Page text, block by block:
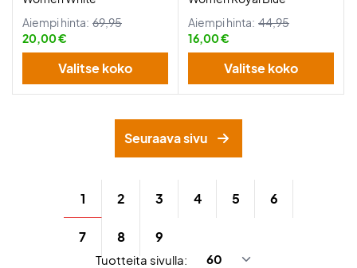
Aiempi hinta: 69,95
20,00 €
Valitse koko
Aiempi hinta: 44,95
16,00 €
Valitse koko
Seuraava sivu
1 2 3 4 5 6
7 8 9
Tuotteita sivulla: